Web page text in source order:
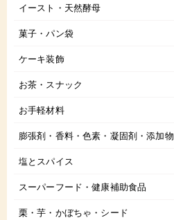
イースト・天然酵母
菓子・パン袋
ケーキ装飾
お茶・スナック
お手軽材料
膨張剤・香料・色素・凝固剤・添加物
塩とスパイス
スーパーフード・健康補助食品
栗・芋・かぼちゃ・シード